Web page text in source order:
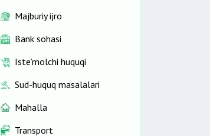
Majburiy ijro
Bank sohasi
Iste’molchi huquqi
Sud-huquq masalalari
Mahalla
Transport